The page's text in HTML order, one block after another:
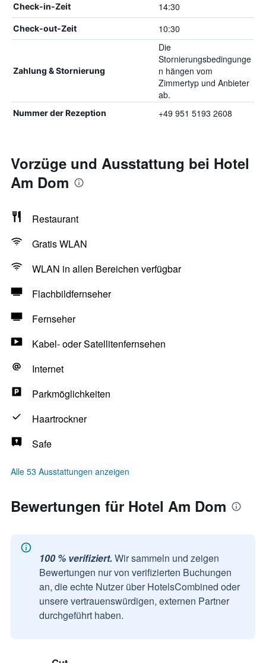
Check-in-Zeit 14:30
Check-out-Zeit 10:30
Zahlung & Stornierung
Die
Stornierungsbedingunge
n hängen vom
Zimmertyp und Anbieter
ab.
Nummer der Rezeption +49 951 5193 2608
Vorzüge und Ausstattung bei Hotel
Am Dom
Restaurant
Gratis WLAN
WLAN in allen Bereichen verfügbar
Flachbildfernseher
Fernseher
Kabel- oder Satellitenfernsehen
Internet
Parkmöglichkeiten
Haartrockner
Safe
Alle 53 Ausstattungen anzeigen
Bewertungen für Hotel Am Dom
100 % verifiziert. Wir sammeln und zeigen
Bewertungen nur von verifizierten Buchungen
an, die echte Nutzer über HotelsCombined oder
unsere vertrauenswürdigen, externen Partner
durchgeführt haben.